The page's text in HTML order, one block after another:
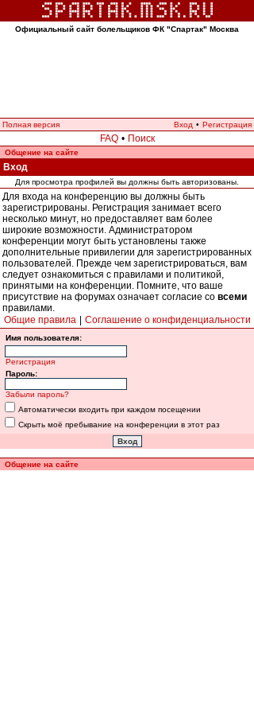
Официальный сайт болельщиков ФК "Спартак" Москва
Полная версия Вход • Регистрация
FAQ • Поиск
Общение на сайте
Вход
Для просмотра профилей вы должны быть авторизованы.
Для входа на конференцию вы должны быть
зарегистрированы. Регистрация занимает всего
несколько минут, но предоставляет вам более
широкие возможности. Администратором
конференции могут быть установлены также
дополнительные привилегии для зарегистрированных
пользователей. Прежде чем зарегистрироваться, вам
следует ознакомиться с правилами и политикой,
принятыми на конференции. Помните, что ваше
присутствие на форумах означает согласие со всеми
правилами.
Общие правила
Соглашение о конфиденциальности
Имя пользователя:
Регистрация
Пароль:
Забыли пароль?
Автоматически входить при каждом посещении
Скрыть моё пребывание на конференции в этот раз
Общение на сайте